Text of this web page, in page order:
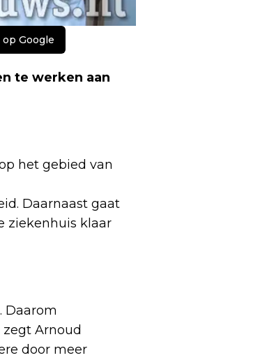
Google
te werken aan
het gebied van
Daarnaast gaat
ziekenhuis klaar
Daarom
Arnoud
door meer